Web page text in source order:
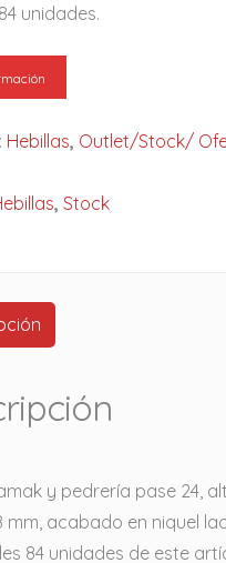
unidades.
Hebillas, Outlet/Stock/
, Stock
y pedrería pase 24,
mm, acabado en niquel
84 unidades de este